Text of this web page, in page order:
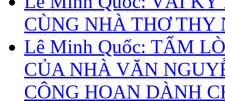
CÙNG NHÀ THƠ THY
Lê Minh Quốc: TẤM
CỦA NHÀ VĂN
CÔNG HOAN DÀNH